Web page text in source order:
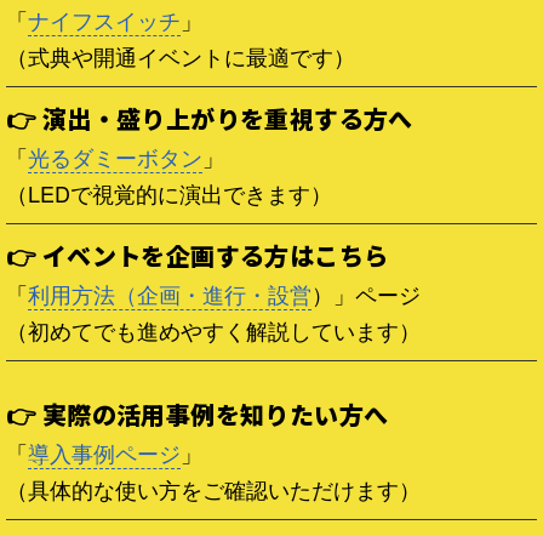
「ナイフスイッチ 」
（式典や開通イベントに最適です）
👉 演出・盛り上がりを重視する方へ
「光るダミーボタン 」
（LEDで視覚的に演出できます）
👉 イベントを企画する方はこちら
「利用方法（企画・進行・設営）」ページ
（初めてでも進めやすく解説しています）
👉 実際の活用事例を知りたい方へ
「導入事例ページ 」
（具体的な使い方をご確認いただけます）